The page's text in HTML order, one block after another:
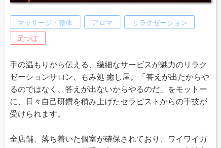
マッサージ・整体 アロマ リラクゼーション
足つぼ
手の温もりから伝える、繊細なサービスが魅力のリラク
ゼーションサロン、もみ処 癒し屋。「答えが出たからや
るのではなく、答えが出ないからやるのだ」をモットー
に、日々自己研鑽を積み上げたセラピストからの手技が
受けられます。
全店舗、落ち着いた個室が確保されており、ワイワイガ